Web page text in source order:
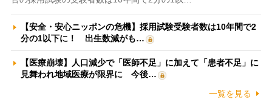
【安全・安心ニッポンの危機】採用試験受験者数は10年間で2
分の1以下に！ 出生数減がも…
【医療崩壊】人口減少で「医師不足」に加えて「患者不足」に
見舞われ地域医療が限界に 今後…
一覧を見る